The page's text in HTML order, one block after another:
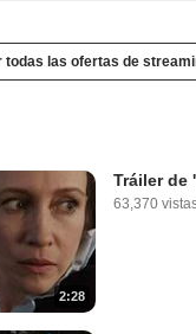
todas las ofertas de
2:28
Tráiler de
63,370